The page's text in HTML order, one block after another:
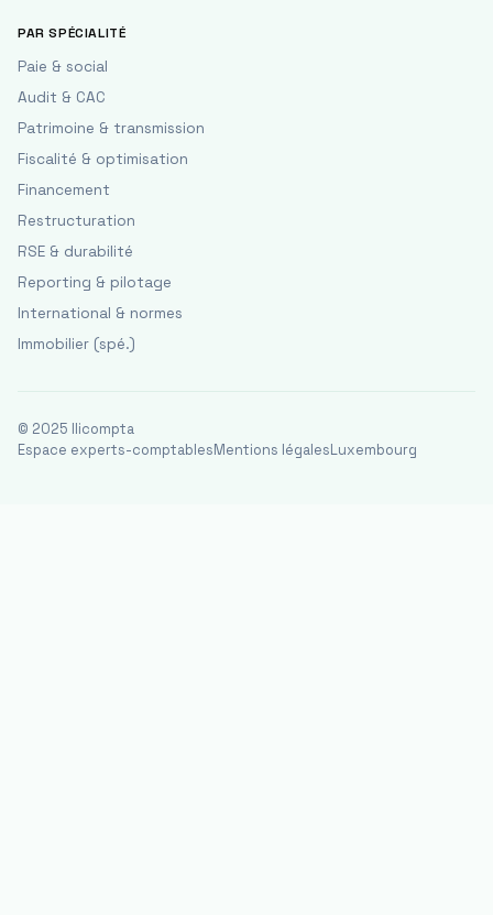
PAR SPÉCIALITÉ
Paie & social
Audit & CAC
Patrimoine & transmission
Fiscalité & optimisation
Financement
Restructuration
RSE & durabilité
Reporting & pilotage
International & normes
Immobilier (spé.)
© 2025 Ilicompta
Espace experts-comptablesMentions légalesLuxembourg